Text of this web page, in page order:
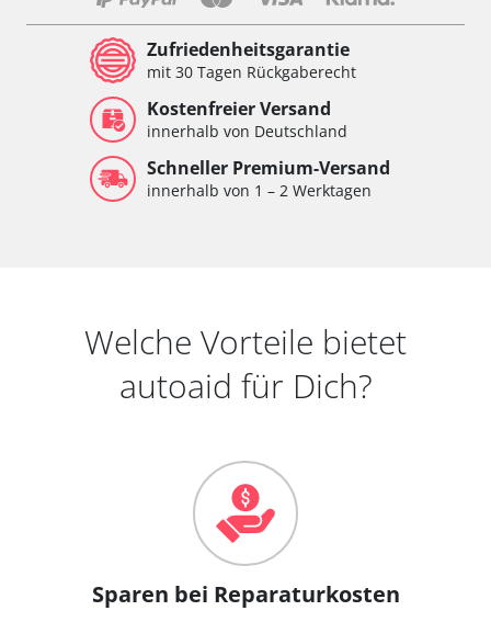
Zufriedenheitsgarantie
mit 30 Tagen Rückgaberecht
Kostenfreier Versand
innerhalb von Deutschland
Schneller Premium-Versand
innerhalb von 1 – 2 Werktagen
Welche Vorteile bietet
autoaid für Dich?
Sparen bei Reparaturkosten